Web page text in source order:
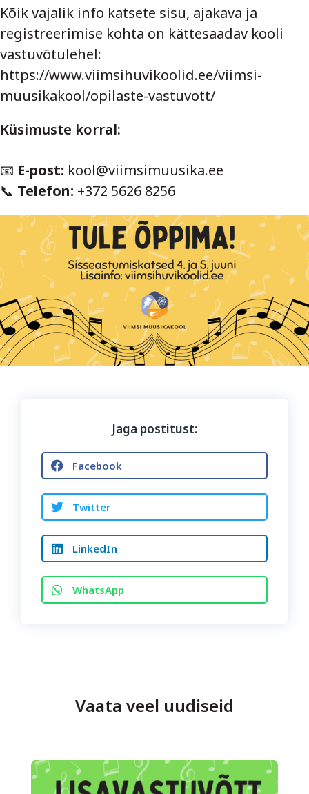
Kõik vajalik info katsete sisu, ajakava ja
registreerimise kohta on kättesaadav kooli
vastuvõtulehel:
https://www.viimsihuvikoolid.ee/viimsi-
muusikakool/opilaste-vastuvott/
Küsimuste korral:
📧 E-post: kool@viimsimuusika.ee
📞 Telefon: +372 5626 8256
Jaga postitust:
Facebook
Twitter
LinkedIn
WhatsApp
Vaata veel uudiseid